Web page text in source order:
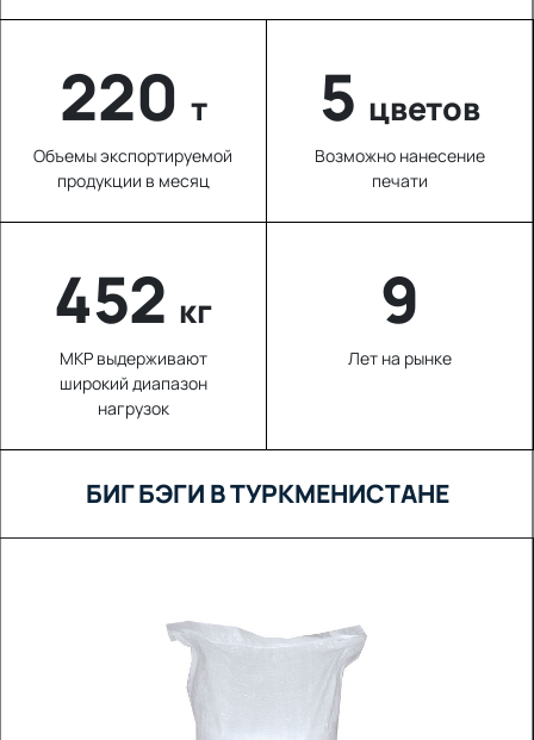
220 т
Объемы экспортируемой
продукции в месяц
5 цветов
Возможно нанесение
печати
656 кг
МКР выдерживают
широкий диапазон
нагрузок
9
Лет на рынке
БИГ БЭГИ В ТУРКМЕНИСТАНЕ